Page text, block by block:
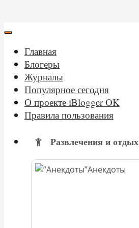
Главная
Блогеры
Журналы
Популярное сегодня
О проекте iBlogger OK
Правила пользования
Развлечения и отдых
Анекдоты